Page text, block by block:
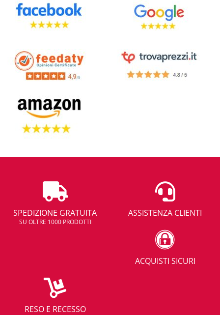
SPEDIZIONE GRATUITA
SU OLTRE 1000 PRODOTTI
ASSISTENZA CLIENTI
ACQUISTI SICURI
RESO E RECESSO